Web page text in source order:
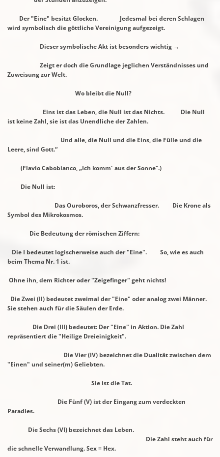
Der "Eine" besitzt Glocken. Jedesmal bei deren Schlagen
wird symbolisch die göttlicheVereinigung aufgezeigt.
Dieser symbolische Akt ist besonders wichtig →
Zeigt er doch die Grundlage jeglichen Verständnisses und
Zuweisung zur Welt.
Wo bleibt die Null?
Eins ist das Leben, die Null ist das Nichts. Die Null
ist keine Zahl, sie ist das Unendlicheder Zahlen.
Und alle, die Null und die Eins, die Fülle und die
Leere, sind Gott.“
(Flavio Cabobianco, „Ich komm´ aus der Sonne“.)
Die Null ist:
Das Ouroboros, der Schwanzfresser. Die Krone als
Symbol des Mikrokosmos.
Die Bedeutung der römischen Ziffern:
Die I bedeutet logischerweise auch der "Eine". So, wie es auch
beim Thema Nr. 1 ist.
Ohne ihn, dem Richter oder "Zeigefinger" geht nichts!
Die Zwei (II) bedeutet zweimal der "Eine" oder analogzwei Männer.
Sie stehen auch für die Säulen der Erde.
Die Drei (III) bedeutet: Der "Eine" in Aktion. Die Zahl
repräsentiert die "Heilige Dreieinigkeit".
Die Vier (IV) bezeichnet die Dualität zwischen dem
"Einen" und seiner(m) Geliebten.
Sie ist die Tat.
Die Fünf (V) ist der Eingang zum verdeckten
Paradies.
Die Sechs (VI) bezeichnet das Leben.
Die Zahl steht auch für
die schnelle Verwandlung. Sex = Hex.